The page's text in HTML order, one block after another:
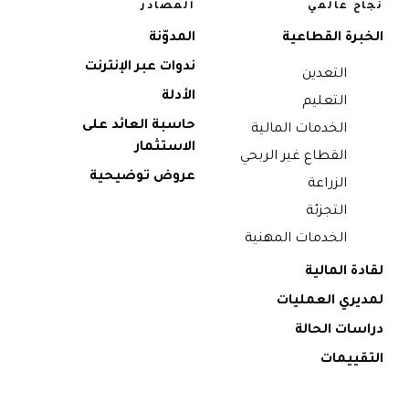
نجاح عالمي
الخبرة القطاعية
التعدين
التعليم
الخدمات المالية
القطاع غير الربحي
الزراعة
التجزئة
الخدمات المهنية
لقادة المالية
لمديري العمليات
دراسات الحالة
التقييمات
المصادر
المدوّنة
ندوات عبر الإنترنت
الأدلة
حاسبة العائد على
الاستثمار
عروض توضيحية